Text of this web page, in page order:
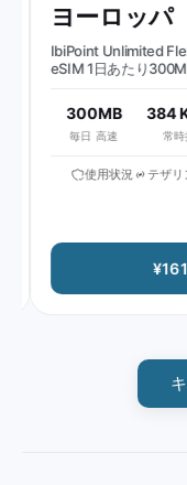
ヨーロッパ
IbiPoint Unlimited Flex
eSIM 1日あたり
300MB
毎日 高速
384
常時接
使用状況 テザリン
¥161